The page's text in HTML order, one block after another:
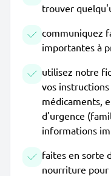
trouver
communiquez
importantes à
utilisez notre
vos
médicaments,
d'urgence
informations
faites en sorte
nourriture pour